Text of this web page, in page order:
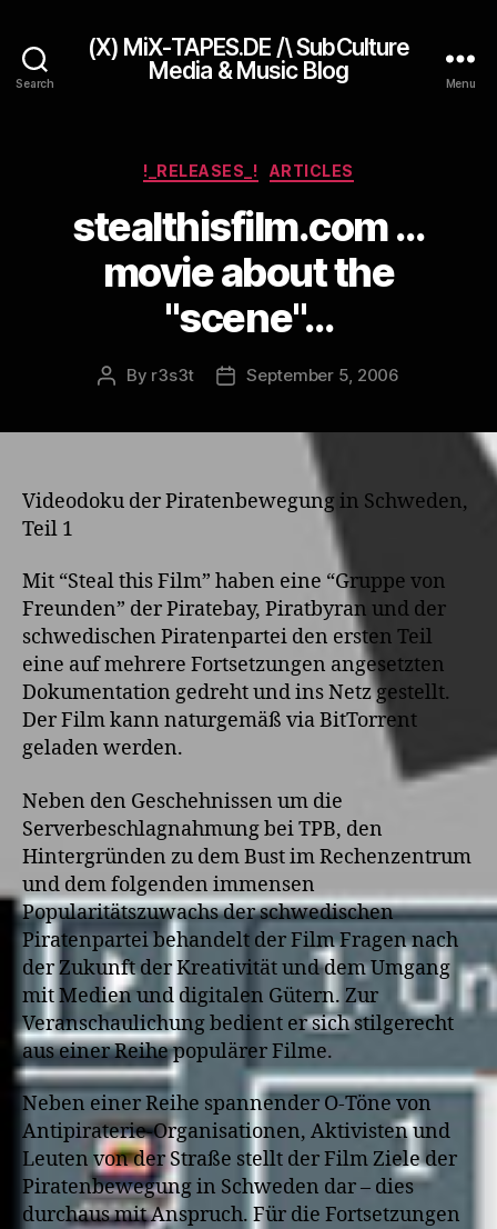
Search
(X) MiX-TAPES.DE /\ SubCulture
Media & Music Blog
Menu
Categories
!_RELEASES_! ARTICLES
stealthisfilm.com …
movie about the
"scene"…
Post
By r3s3t
PostSeptember 5, 2006
Videodoku der Piratenbewegung in Schweden,
Teil 1
Mit “Steal this Film” haben eine “Gruppe von
Freunden” der Piratebay, Piratbyran und der
schwedischen Piratenpartei den ersten Teil
eine auf mehrere Fortsetzungen angesetzten
Dokumentation gedreht und ins Netz gestellt.
Der Film kann naturgemäß via BitTorrent
geladen werden.
Neben den Geschehnissen um die
Serverbeschlagnahmung bei TPB, den
Hintergründen zu dem Bust im Rechenzentrum
und dem folgenden immensen
Popularitätszuwachs der schwedischen
Piratenpartei behandelt der Film Fragen nach
der Zukunft der Kreativität und dem Umgang
mit Medien und digitalen Gütern. Zur
Veranschaulichung bedient er sich stilgerecht
aus einer Reihe populärer Filme.
Neben einer Reihe spannender O-Töne von
Antipiraterie-Organisationen, Aktivisten und
Leuten von der Straße stellt der Film Ziele der
Piratenbewegung in Schweden dar – dies
durchaus mit Anspruch. Für die Fortsetzungen